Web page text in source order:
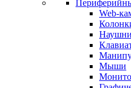
Web-
Мыши